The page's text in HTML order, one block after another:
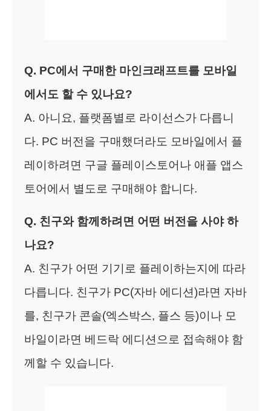
Q. PC에서 구매한 마인크래프트를 모바일
에서도 할 수 있나요?
A. 아니요, 플랫폼별로 라이선스가 다릅니
다. PC 버전을 구매했더라도 모바일에서 플
레이하려면 구글 플레이스토어나 애플 앱스
토어에서 별도로 구매해야 합니다.
Q. 친구와 함께하려면 어떤 버전을 사야 하
나요?
A. 친구가 어떤 기기로 플레이하는지에 따라
다릅니다. 친구가 PC(자바 에디션)라면 자바
를, 친구가 콘솔(엑스박스, 플스 등)이나 모
바일이라면 베드락 에디션으로 접속해야 함
께할 수 있습니다.